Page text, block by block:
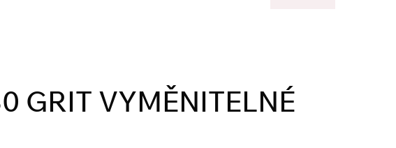
GRIT VYMĚNITELNÉ